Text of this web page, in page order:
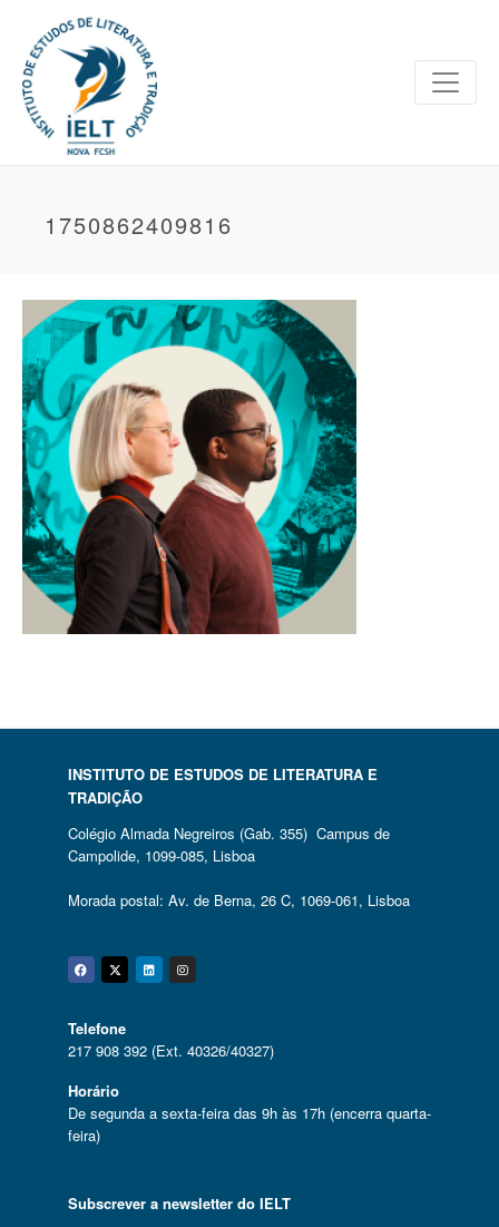
1750862409816
INSTITUTO DE ESTUDOS DE LITERATURA E
TRADIÇÃO
Colégio Almada Negreiros (Gab. 355) Campus de
Campolide, 1099-085, Lisboa
Morada postal: Av. de Berna, 26 C, 1069-061, Lisboa
Facebook
Twitter
Linkedin
Instagram
Telefone
217 908 392 (Ext. 40326/40327)
Horário
De segunda a sexta-feira das 9h às 17h (encerra quarta-
feira)
Subscrever a newsletter do IELT